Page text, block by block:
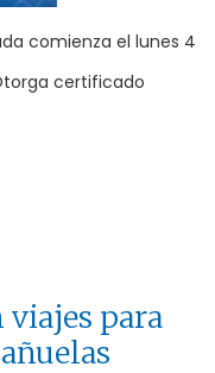
comienza el lunes 4
certificado
para